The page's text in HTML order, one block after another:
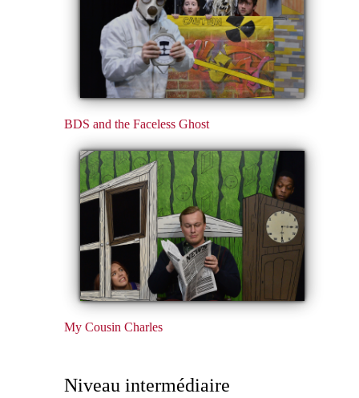
BDS and the Faceless Ghost
My Cousin Charles
Niveau intermédiaire